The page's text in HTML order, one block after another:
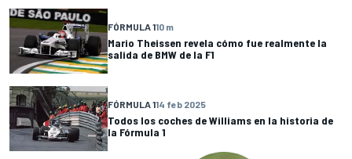
FÓRMULA 110 m
Mario Theissen revela cómo fue realmente la
salida de BMW de la F1
FÓRMULA 114 feb 2025
Todos los coches de Williams en la historia de
la Fórmula 1